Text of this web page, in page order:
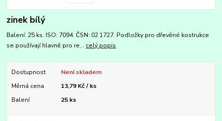
zinek bílý
Balení: 25 ks. ISO: 7094. ČSN: 02 1727. Podložky pro dřevěné kostrukce
se používají hlavně pro re... celý popis
Dostupnost
Není skladem
Měrná cena
13,79 Kč / ks
Balení
25 ks